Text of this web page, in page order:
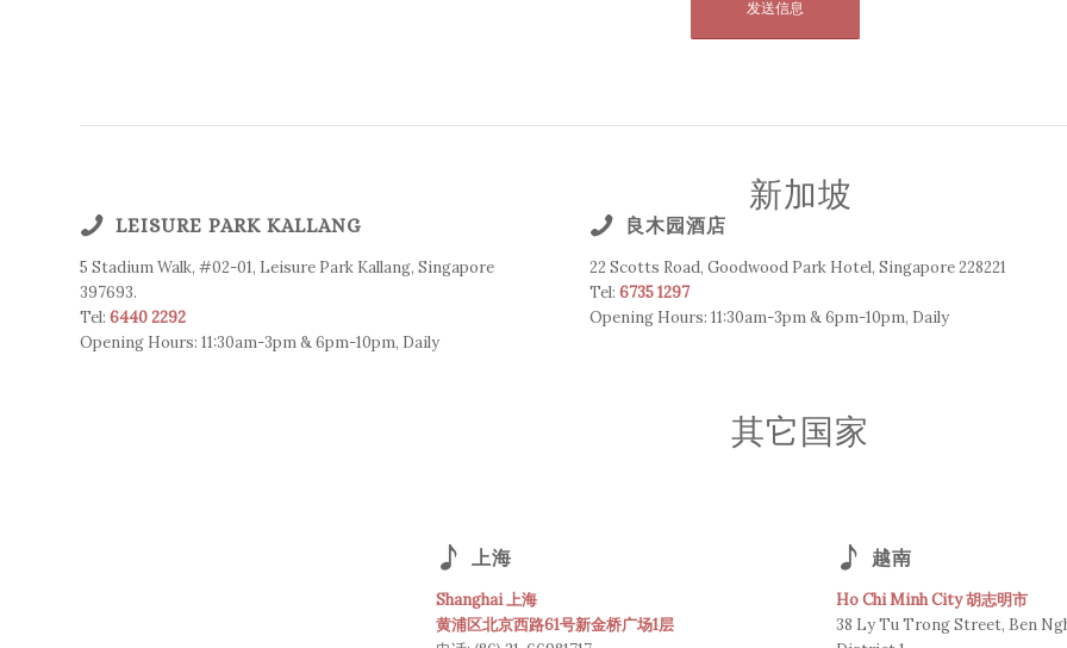
新加坡
LEISURE PARK KALLANG
5 Stadium Walk, #02-01, Leisure Park Kallang, Singapore
397693.
Tel: 6440 2292
Opening Hours: 11:30am-3pm & 6pm-10pm, Daily
良木园酒店
22 Scotts Road, Goodwood Park Hotel, Singapore 228221
Tel: 6735 1297
Opening Hours: 11:30am-3pm & 6pm-10pm, Daily
其它国家
上海
Shanghai 上海
黄浦区北京西路61号新金桥广场1层
越南
Ho Chi Minh City 胡志明市
38 Ly Tu Trong Street, Ben